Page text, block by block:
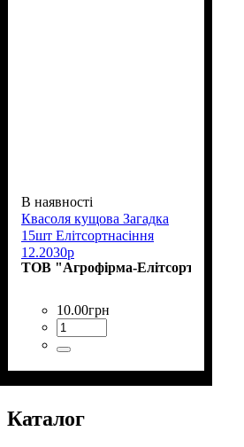
В наявності
Квасоля кущова Загадка
15шт Елітсортнасіння
12.2030р
ТОВ "Агрофірма-Елітсортнасіння"
10.00грн
Каталог